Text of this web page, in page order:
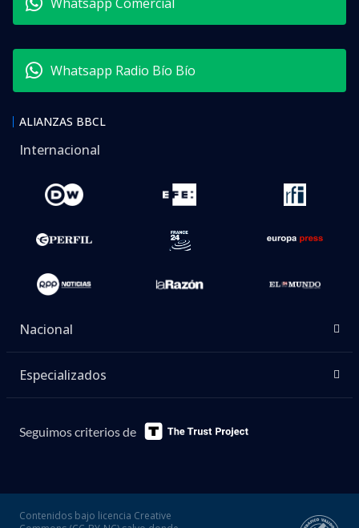
Whatsapp Radio Bío Bío
ALIANZAS BBCL
Internacional
Nacional
Especializados
Seguimos criterios de
Contenidos bajo licencia Creative